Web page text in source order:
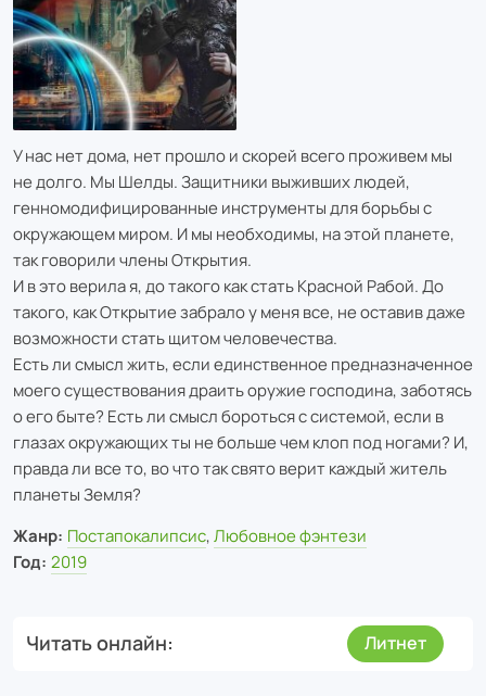
У нас нет дома, нет прошло и скорей всего проживем мы
не долго. Мы Шелды. Защитники выживших людей,
генномодифицированные инструменты для борьбы с
окружающем миром. И мы необходимы, на этой планете,
так говорили члены Открытия.
И в это верила я, до такого как стать Красной Рабой. До
такого, как Открытие забрало у меня все, не оставив даже
возможности стать щитом человечества.
Есть ли смысл жить, если единственное предназначенное
моего существования драить оружие господина, заботясь
о его быте? Есть ли смысл бороться с системой, если в
глазах окружающих ты не больше чем клоп под ногами? И,
правда ли все то, во что так свято верит каждый житель
планеты Земля?
Жанр: Постапокалипсис,Любовное фэнтези
Год: 2019
Читать онлайн Литнет